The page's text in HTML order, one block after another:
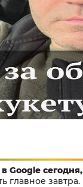
Google сегодня,
главное завтра.